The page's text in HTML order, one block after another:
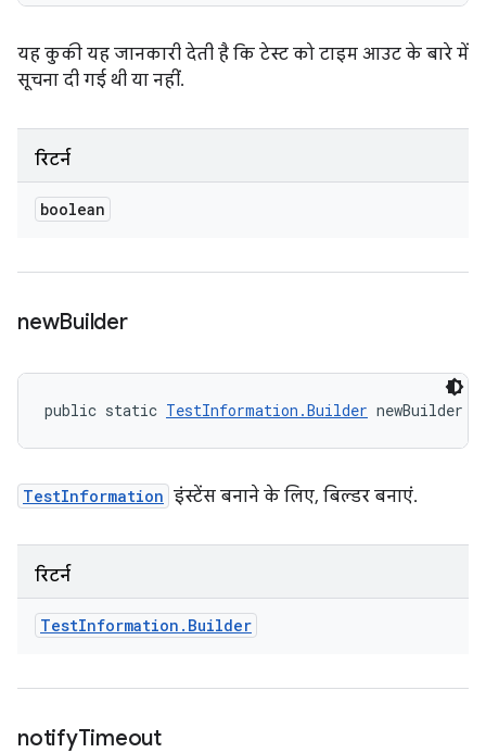
यह कुकी यह जानकारी देती है कि टेस्ट को टाइम आउट के बारे में
सूचना दी गई थी या नहीं.
रिटर्न
boolean
newBuilder
public static TestInformation.Builder newBuilder
TestInformation इंस्टेंस बनाने के लिए, बिल्डर बनाएं.
रिटर्न
TestInformation . Builder
notifyTimeout